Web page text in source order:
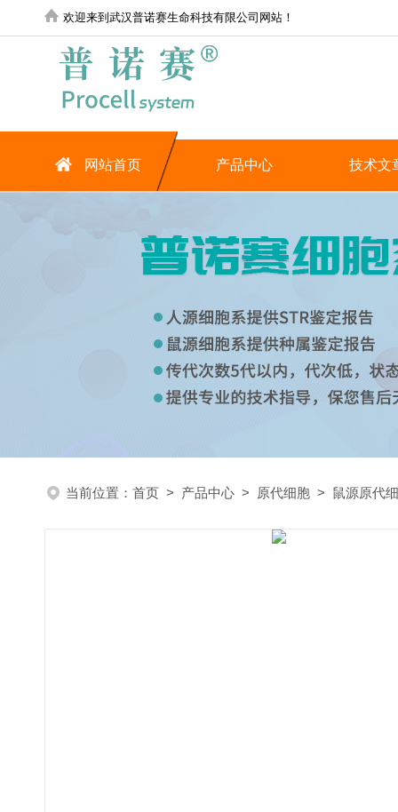
欢迎来到武汉普诺赛生命科技有限公司网站！
网站首页 产品中心 技术文
当前位置： 首页 > 产品中心 > 原代细胞 > 鼠源原代